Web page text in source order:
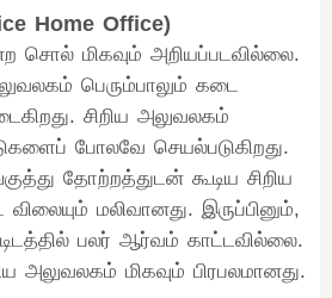
Home Office)
சொல் மிகவும் அறியப்படவில்லை.
பெரும்பாலும் கடை
சிறிய அலுவலகம்
போலவே செயல்படுகிறது.
தோற்றத்துடன் கூடிய சிறிய
மலிவானது. இருப்பினும்,
பலர் ஆர்வம் காட்டவில்லை.
அலுவலகம் மிகவும் பிரபலமானது.